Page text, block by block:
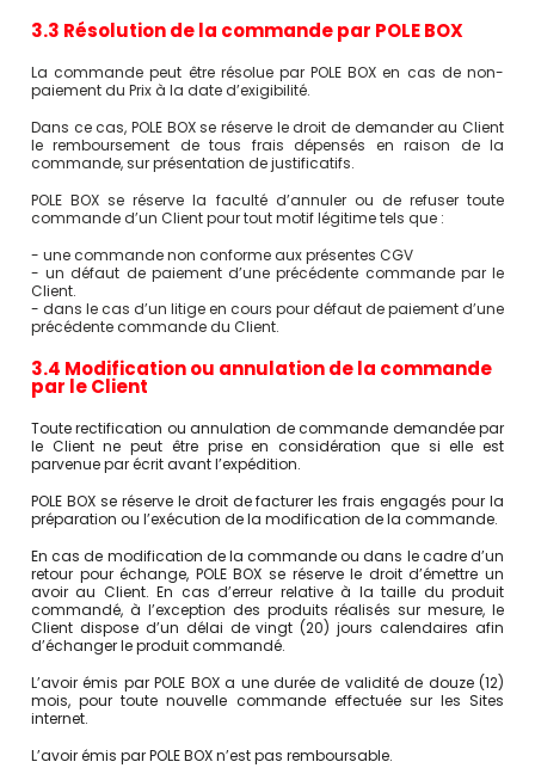
3.3 Résolution de la commande par POLE BOX
La commande peut être résolue par POLE BOX en cas de non-
paiement du Prix à la date d’exigibilité.
Dans ce cas, POLE BOX se réserve le droit de demander au Client
le remboursement de tous frais dépensés en raison de la
commande, sur présentation de justificatifs.
POLE BOX se réserve la faculté d’annuler ou de refuser toute
commande d’un Client pour tout motif légitime tels que :
- une commande non conforme aux présentes CGV
- un défaut de paiement d’une précédente commande par le
Client.
- dans le cas d’un litige en cours pour défaut de paiement d’une
précédente commande du Client.
3.4 Modification ou annulation de la commande
par le Client
Toute rectification ou annulation de commande demandée par
le Client ne peut être prise en considération que si elle est
parvenue par écrit avant l’expédition.
POLE BOX se réserve le droit de facturer les frais engagés pour la
préparation ou l’exécution de la modification de la commande.
En cas de modification de la commande ou dans le cadre d’un
retour pour échange, POLE BOX se réserve le droit d’émettre un
avoir au Client. En cas d’erreur relative à la taille du produit
commandé, à l’exception des produits réalisés sur mesure, le
Client dispose d’un délai de vingt (20) jours calendaires afin
d’échanger le produit commandé.
L’avoir émis par POLE BOX a une durée de validité de douze (12)
mois, pour toute nouvelle commande effectuée sur les Sites
internet.
L’avoir émis par POLE BOX n’est pas remboursable.